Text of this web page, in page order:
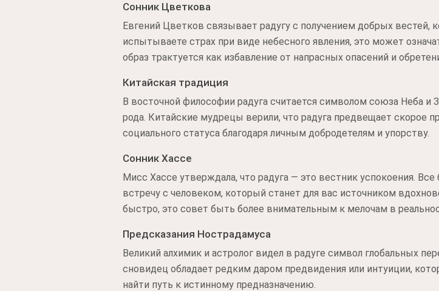
Сонник Цветкова
Евгений Цветков связывает радугу с получением добрых вестей,
испытываете страх при виде небесного явления, это может
образ трактуется как избавление от напрасных опасений и
Китайская традиция
В восточной философии радуга считается символом союза Неба и
рода. Китайские мудрецы верили, что радуга предвещает скорое
социального статуса благодаря личным добродетелям и упорству.
Сонник Хассе
Мисс Хассе утверждала, что радуга — это вестник успокоения.
встречу с человеком, который станет для вас источником
быстро, это совет быть более внимательным к мелочам в
Предсказания Нострадамуса
Великий алхимик и астролог видел в радуге символ глобальных
сновидец обладает редким даром предвидения или интуиции,
найти путь к истинному предназначению.